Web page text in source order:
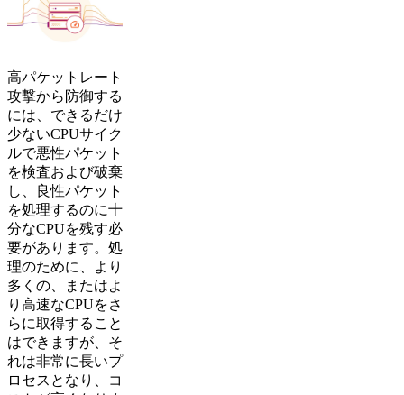
高パケットレート
攻撃から防御する
には、できるだけ
少ないCPUサイク
ルで悪性パケット
を検査および破棄
し、良性パケット
を処理するのに十
分なCPUを残す必
要があります。処
理のために、より
多くの、またはよ
り高速なCPUをさ
らに取得すること
はできますが、そ
れは非常に長いプ
ロセスとなり、コ